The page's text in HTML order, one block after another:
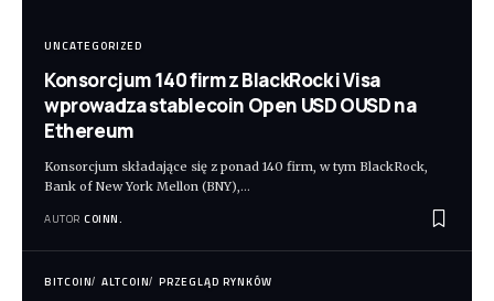
UNCATEGORIZED
Konsorcjum 140 firm z BlackRock i Visa
wprowadza stablecoin Open USD OUSD na
Ethereum
Konsorcjum składające się z ponad 140 firm, w tym BlackRock,
Bank of New York Mellon (BNY), …
AUTOR COINN.
BITCOIN ALTCOIN PRZEGLĄD RYNKÓW